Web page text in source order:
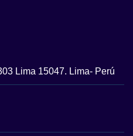
Lima 15047. Lima- Perú